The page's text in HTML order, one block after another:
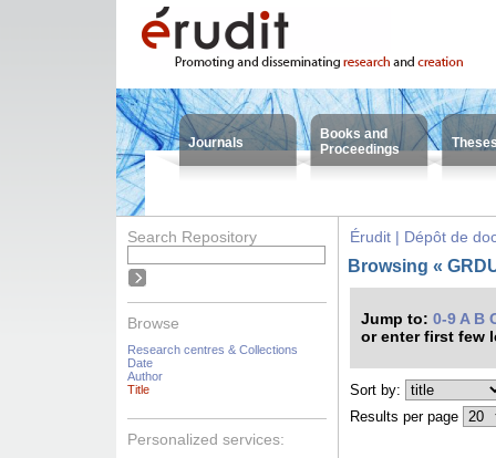
Journals
Books and
Proceedings
Search Repository
Browse
Research centres & Collections
Date
Author
Title
Personalized services:
Érudit | Dépôt de
Browsing «
Jump to: 0-9 A B
or enter first few
Sort by:
Results per page